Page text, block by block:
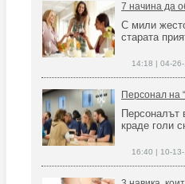
7 начина да
С мили
старата
14:18 | 04-
Персонал на
Персоналът
краде голи
16:40 | 10-